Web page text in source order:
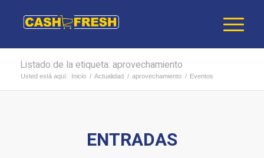
Listado de la etiqueta: aprovechamiento
Usted está aquí: Inicio / Actualidad / aprovechamiento / Eventos
ENTRADAS